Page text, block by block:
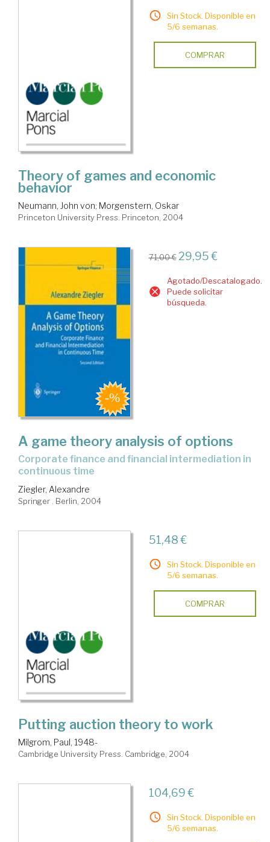
Sin Stock. Disponible en
5/6 semanas.
COMPRAR
Theory of games and economic
behavior
Neumann, John von; Morgenstern, Oskar
Princeton University Press. Princeton, 2004
71,00 € 29,95 €
Agotado/Descatalogado.
Puede solicitar
búsqueda.
A game theory analysis of options
corporate finance and financial intermediation in
continuous time
Ziegler, Alexandre
Springer . Berlin, 2004
51,48 €
Sin Stock. Disponible en
5/6 semanas.
COMPRAR
Putting auction theory to work
Milgrom, Paul, 1948-
Cambridge University Press. Cambridge, 2004
104,69 €
Sin Stock. Disponible en
5/6 semanas.